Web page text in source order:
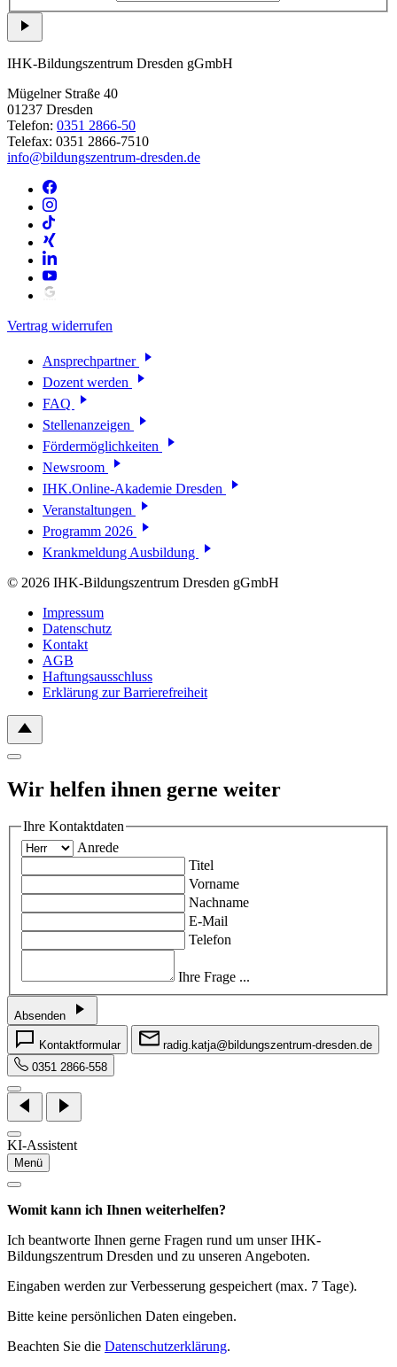
IHK-Bildungszentrum Dresden gGmbH
Mügelner Straße 40
01237 Dresden
Telefon: 0351 2866-50
Telefax: 0351 2866-7510
info@bildungszentrum-dresden.de
Vertrag widerrufen
Ansprechpartner
Dozent werden
FAQ
Stellenanzeigen
Fördermöglichkeiten
Newsroom
IHK.Online-Akademie Dresden
Veranstaltungen
Programm 2026
Krankmeldung Ausbildung
© 2026 IHK-Bildungszentrum Dresden gGmbH
Impressum
Datenschutz
Kontakt
AGB
Haftungsausschluss
Erklärung zur Barrierefreiheit
Wir helfen ihnen gerne weiter
Ihre Kontaktdaten
Anrede
Titel
Vorname
Nachname
E-Mail
Telefon
Ihre Frage ...
Absenden
Kontaktformular
radig.katja@bildungszentrum-dresden.de
0351 2866-558
KI-Assistent
Menü
Womit kann ich Ihnen weiterhelfen?
Ich beantworte Ihnen gerne Fragen rund um unser IHK-
Bildungszentrum Dresden und zu unseren Angeboten.
Eingaben werden zur Verbesserung gespeichert (max. 7 Tage).
Bitte keine persönlichen Daten eingeben.
Beachten Sie die Datenschutzerklärung.